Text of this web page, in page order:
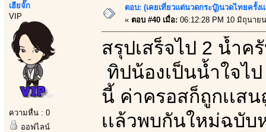
เฮียจั๊ก
VIP
ความหื่น : 0
ออฟไลน์
ตอบ: (เคยเที่ยวเเต่นวดกระปู๋)นวดไทยครั้ง
« ตอบ #40 เมื่อ: 06:12:28 PM 10 มิถุนาย
สรุปเสร็จไป 2 น้ำค
ทิปน้องเป็นน้ำใจไ
นี้ ค่าครอสก็ถูกเเส
เเล้วพบกันใหม่ฉบับ